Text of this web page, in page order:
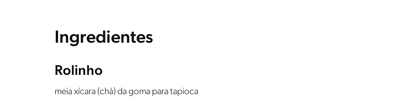
Ingredientes
Rolinho
meia xícara (chá) da goma para tapioca